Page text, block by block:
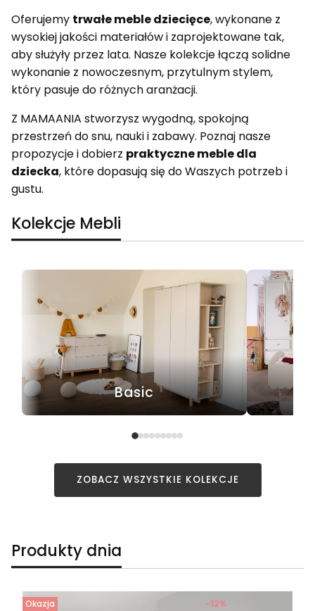
Oferujemy trwałe meble dziecięce, wykonane z
wysokiej jakości materiałów i zaprojektowane tak,
aby służyły przez lata. Nasze kolekcje łączą solidne
wykonanie z nowoczesnym, przytulnym stylem,
który pasuje do różnych aranżacji.
Z MAMAANIA stworzysz wygodną, spokojną
przestrzeń do snu, nauki i zabawy. Poznaj nasze
propozycje i dobierz praktyczne meble dla
dziecka, które dopasują się do Waszych potrzeb i
gustu.
Kolekcje Mebli
Basic
ZOBACZ WSZYSTKIE KOLEKCJE
Produkty dnia
Okazja -12%